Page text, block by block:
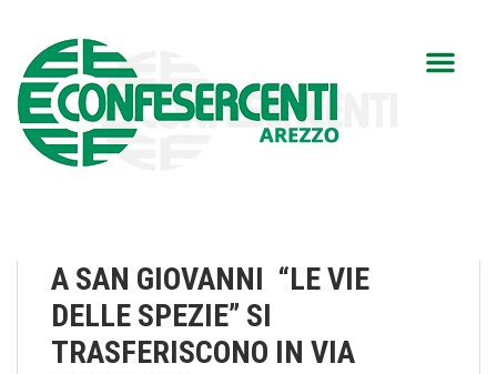
A SAN GIOVANNI “LE VIE
DELLE SPEZIE” SI
TRASFERISCONO IN VIA